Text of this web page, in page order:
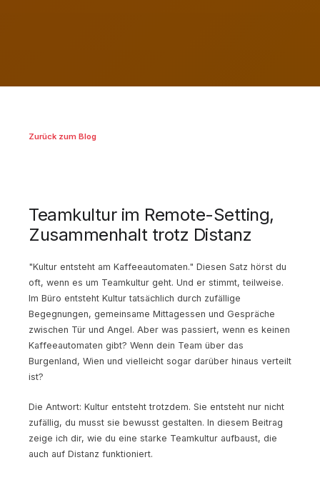
Zurück zum Blog
Teamkultur im Remote-Setting,
Zusammenhalt trotz Distanz
"Kultur entsteht am Kaffeeautomaten." Diesen Satz hörst du
oft, wenn es um Teamkultur geht. Und er stimmt, teilweise.
Im Büro entsteht Kultur tatsächlich durch zufällige
Begegnungen, gemeinsame Mittagessen und Gespräche
zwischen Tür und Angel. Aber was passiert, wenn es keinen
Kaffeeautomaten gibt? Wenn dein Team über das
Burgenland, Wien und vielleicht sogar darüber hinaus verteilt
ist?
Die Antwort: Kultur entsteht trotzdem. Sie entsteht nur nicht
zufällig, du musst sie bewusst gestalten. In diesem Beitrag
zeige ich dir, wie du eine starke Teamkultur aufbaust, die
auch auf Distanz funktioniert.